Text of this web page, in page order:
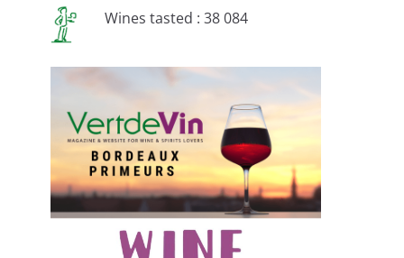
Wines tasted : 38 084